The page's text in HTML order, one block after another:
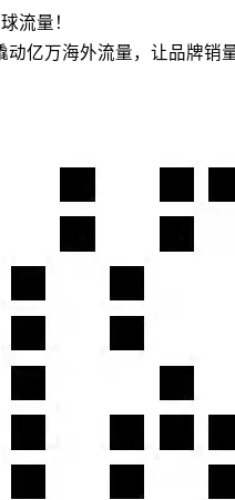
流量！
亿万海外流量，让品牌销